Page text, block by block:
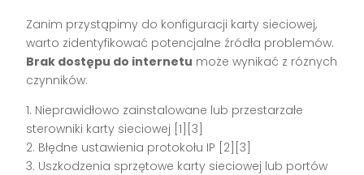
Zanim przystąpimy do konfiguracji karty sieciowej,
warto zidentyfikować potencjalne źródła problemów.
Brak dostępu do internetu może wynikać z różnych
czynników:
1. Nieprawidłowo zainstalowane lub przestarzałe
sterowniki karty sieciowej [1][3]
2. Błędne ustawienia protokołu IP [2][3]
3. Uszkodzenia sprzętowe karty sieciowej lub portów